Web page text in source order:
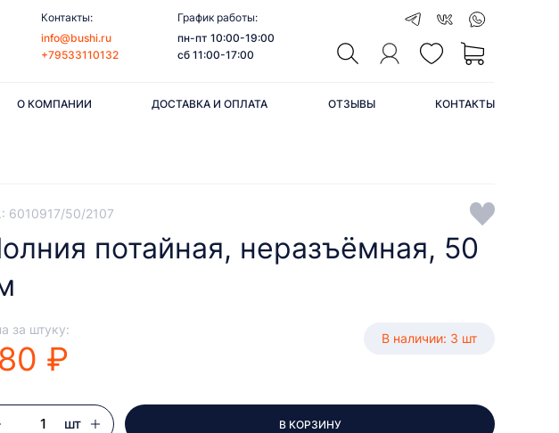
Контакты:
info@bushi.ru
+79533110132
График работы:
пн-пт 10:00-19:00
сб 11:00-17:00
О КОМПАНИИ ДОСТАВКА И ОПЛАТА ОТЗЫВЫ КОНТАКТЫ
6010917/50/2107
потайная, неразъёмная, 50
за штуку:
₽
В наличии: 3 шт
шт В КОРЗИНУ